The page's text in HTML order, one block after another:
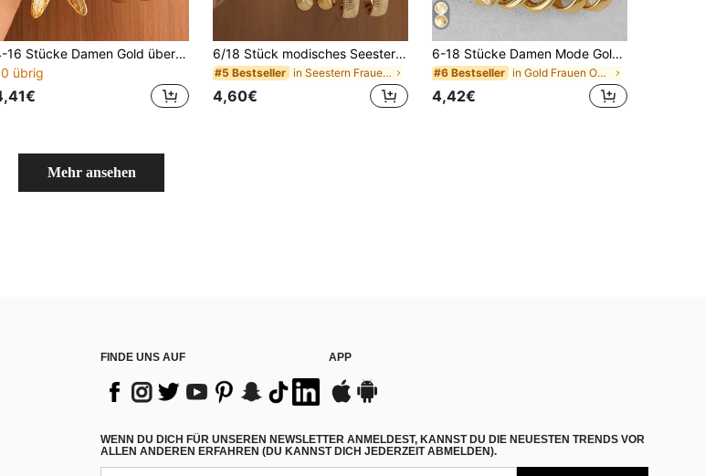
4-16 Stücke Damen Gold übertriebene personalisierte Ohrringe, Flügel, breite C-Form, asymmetrisch, Mode, luxuriös, vintage, Blume, krallen-förmige Y2K Ohrringe, geeignet als Muttertagsgeschenk, für den Alltag, den Arbeitsweg, Partys, Musikfestivals
übrig
6/18 Stück modisches Seestern & Muschel Mehrfarbiges Metall Ohrringe Set, Damen Alltags Ohrringe Set (leichtes CCB Material, nicht verblassend)
#5 Bestseller in Seestern Frauen Ohrringe
4,60€
6-18 Stücke Damen Mode Gold Ohrringe Set, elegant und vielseitig für den täglichen Gebrauch und Partys, perfektes Geschenk für Familie, Freunde und geliebte Menschen
#6 Bestseller in Gold Frauen Ohrring-Sets
4,42€
Mehr ansehen
FINDE UNS AUF APP
WENN DU DICH FÜR UNSEREN NEWSLETTER ANMELDEST, KANNST DU DIE NEUESTEN TRENDS VOR
ALLEN ANDEREN ERFAHREN (DU KANNST DICH JEDERZEIT ABMELDEN).